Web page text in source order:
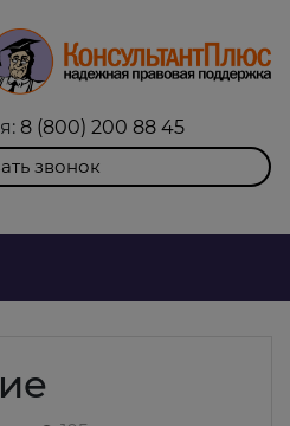
8 (800) 200 88 45
звонок